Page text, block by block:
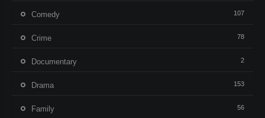
Comedy 107
Crime 78
Documentary 2
Drama 153
Family 56